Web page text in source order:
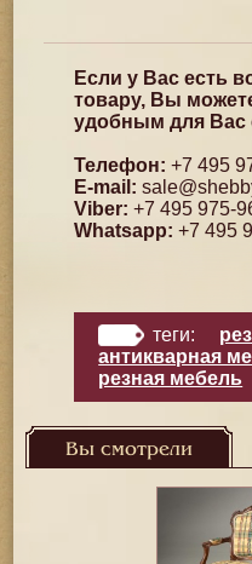
Если у Вас есть
товару, Вы
удобным для Вас
Телефон: +7 495
E-mail:
Viber: +7 495 975-
Whatsapp: +7 495
теги:
антикварная
резная мебель
Вы смотрели